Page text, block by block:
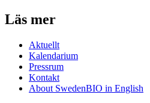
Läs mer
Aktuellt
Kalendarium
Pressrum
Kontakt
About SwedenBIO in English